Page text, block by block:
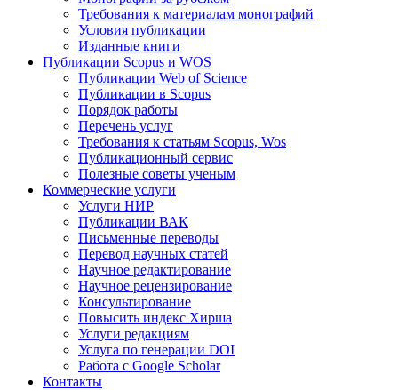
Требования к материалам монографий
Условия публикации
Изданные книги
Публикации Scopus и WOS
Публикации Web of Science
Публикации в Scopus
Порядок работы
Перечень услуг
Требования к статьям Scopus, Wos
Публикационный сервис
Полезные советы ученым
Коммерческие услуги
Услуги НИР
Публикации ВАК
Письменные переводы
Перевод научных статей
Научное редактирование
Научное рецензирование
Консультирование
Повысить индекс Хирша
Услуги редакциям
Услуга по генерации DOI
Работа с Google Scholar
Контакты